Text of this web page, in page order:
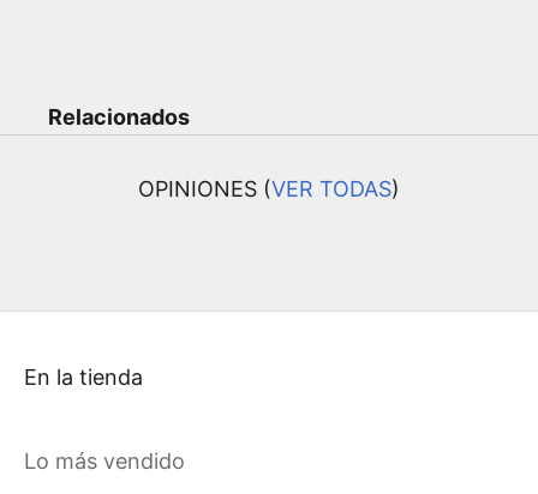
Relacionados
OPINIONES (VER TODAS)
En la tienda
Lo más vendido